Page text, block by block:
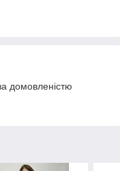
домовленістю